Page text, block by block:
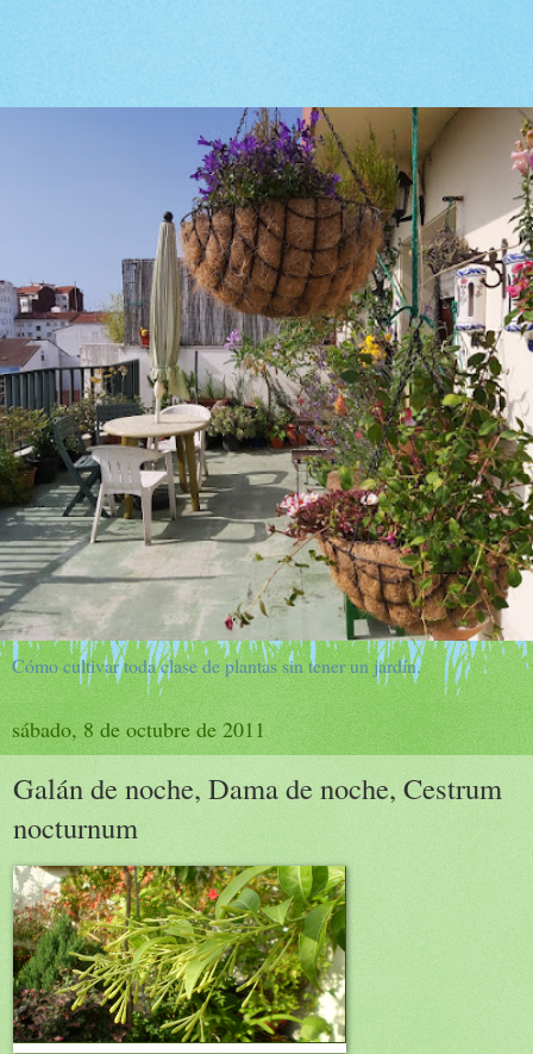
Cómo cultivar toda clase de plantas sin tener un jardín.
sábado, 8 de octubre de 2011
Galán de noche, Dama de noche, Cestrum
nocturnum